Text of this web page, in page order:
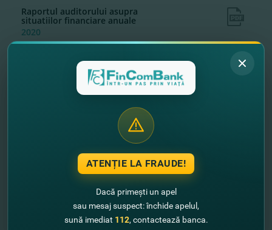
Raportul auditorului asupra
situatiilor financiare anuale
2020
Raportul anual al Bancii 2020
Situatia financiara anuala a
Raportul auditorului asupra
situatiilor financiare anuale
ATENȚIE LA FRAUDE!
Dacă primești un apel
sau mesaj suspect: închide apelul,
sună imediat 112, contactează banca.